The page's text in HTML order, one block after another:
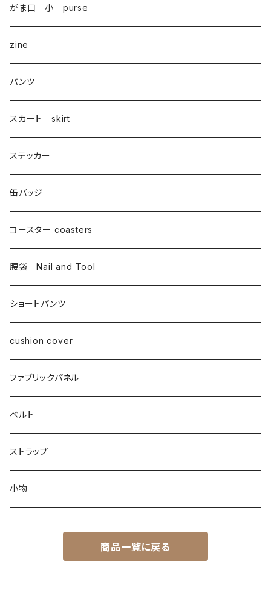
がま口 小 purse
zine
パンツ
スカート skirt
ステッカー
缶バッジ
コースター coasters
腰袋 Nail and Tool
ショートパンツ
cushion cover
ファブリックパネル
ベルト
ストラップ
小物
商品一覧に戻る